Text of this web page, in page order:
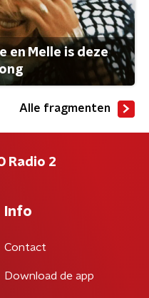
en Melle is deze
Alle fragmenten
Radio 2
Info
Contact
Download de app